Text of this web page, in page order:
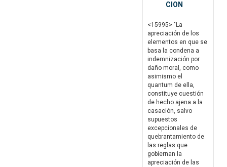
CION
<15995> "La
apreciación de los
elementos en que se
basa la condena a
indemnización por
daño moral, como
asimismo el
quantum de ella,
constituye cuestión
de hecho ajena a la
casación, salvo
supuestos
excepcionales de
quebrantamiento de
las reglas que
gobiernan la
apreciación de las